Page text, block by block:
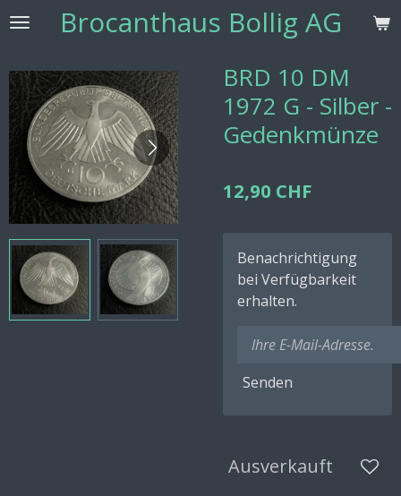
Zum
Brocanthaus Bollig AG
BRD 10 DM
1972 G - Silber -
Gedenkmünze
12,90 CHF
Benachrichtigung
bei Verfügbarkeit
erhalten.
Senden
Ausverkauft